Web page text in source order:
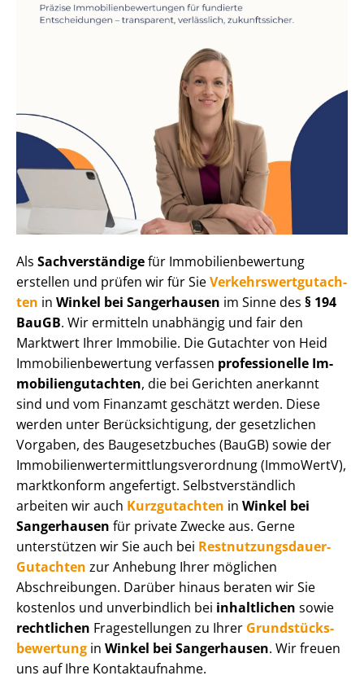
Als Sachverständigefür Im­mo­bi­li­en­be­wer­tung
erstellen und prüfen wir für SieVer­kehrs­wert­gut­ach­
ten in Winkel bei Sangerhausen im Sinne des § 194
BauGB. Wir ermitteln unabhängig und fair den
Marktwert Ihrer Immobilie. Die Gutachter von Heid
Im­mo­bi­li­en­be­wer­tung verfassen professionelle Im­
mo­bi­li­en­gut­ach­ten, die bei Gerichten anerkannt
sind und vom Finanzamt geschätzt werden. Diese
werden unter Be­rück­sich­ti­gung, der gesetzlichen
Vorgaben, des Baugesetzbuches (BauGB) sowie der
Im­mo­bi­li­en­wert­ermitt­lungs­ver­ord­nung (ImmoWertV),
marktkonform angefertigt. Selbst­ver­ständ­lich
arbeiten wir auch Kurzgutachten in Winkel bei
Sangerhausen für private Zwecke aus. Gerne
unterstützen wir Sie auch bei Rest­nut­zungs­dau­er-
Gutachten zur Anhebung Ihrer möglichen
Abschreibungen. Darüber hinaus beraten wir Sie
kostenlos und unverbindlich bei inhaltlichen sowie
rechtlichen Fragestellungen zu Ihrer Grund­stücks­
be­wer­tung in Winkel bei Sangerhausen. Wir freuen
uns auf Ihre Kontaktaufnahme.